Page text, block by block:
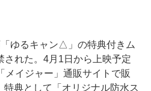
ゆるキャン△」の特典付きム
された。4月1日から上映予定
メイジャー」通販サイトで販
典として「オリジナル防水ス